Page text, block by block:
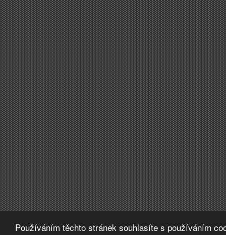
Používáním těchto stránek souhlasíte s používáním